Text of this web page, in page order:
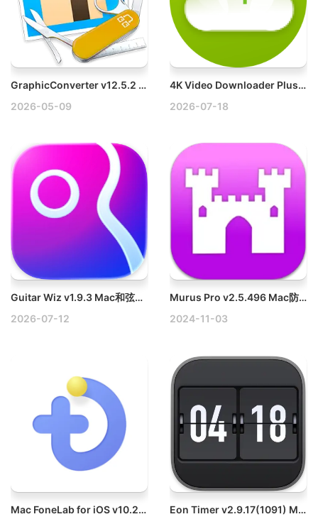
GraphicConverter v12.5.2 Mac强大的图片编辑浏览工具破解版下载
2026-05-09
4K Video Downloader Plus Pro v26.2.1 Mac视频下载软件破解版
2026-07-18
Guitar Wiz v1.9.3 Mac和弦与调音器破解版
2026-07-12
Murus Pro v2.5.496 Mac防火墙软件
2024-11-03
Mac FoneLab for iOS v10.2.68 Mac iOS数据恢复工具破解版
Eon Timer v2.9.17(1091) Mac项目时间跟踪软件破解版